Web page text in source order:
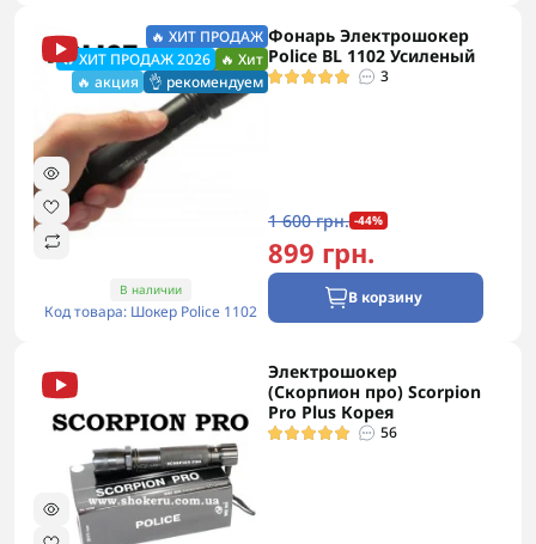
🔥 ХИТ ПРОДАЖ
🔥 ХИТ ПРОДАЖ 2026 🔥 Хит
🔥 акция 👌 рекомендуем
В наличии
Код товара: Шокер Police 1102
Фонарь Электрошокер
Police BL 1102 Усиленый
3
1 600 грн. -44%
899 грн.
В корзину
Электрошокер
(Скорпион про) Scorpion
Pro Plus Корея
56